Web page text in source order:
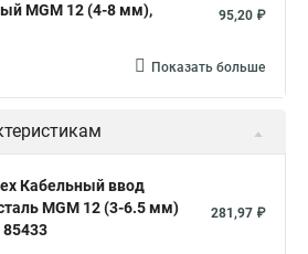
МGM 12 (4-8 мм),
95,20 ₽
Показать больше
Кабельный ввод
MGM 12 (3-6.5 мм)
85433
281,97 ₽